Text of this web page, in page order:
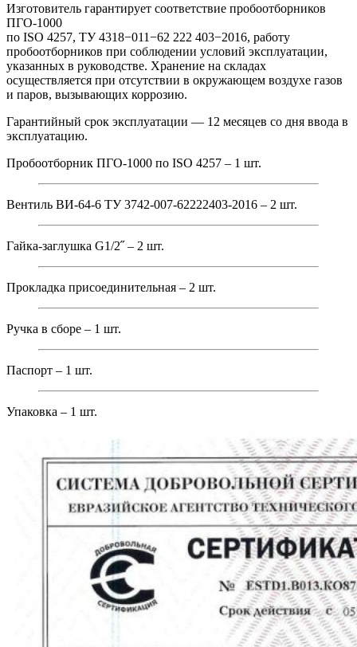
Изготовитель гарантирует соответствие пробоотборников
ПГО-1000
по ISO 4257, ТУ 4318−011−62 222 403−2016, работу
пробоотборников при соблюдении условий эксплуатации,
указанных в руководстве. Хранение на складах
осуществляется при отсутствии в окружающем воздухе газов
и паров, вызывающих коррозию.
Гарантийный срок эксплуатации — 12 месяцев со дня ввода в
эксплуатацию.
Пробоотборник ПГО-1000 по ISO 4257 – 1 шт.
Вентиль ВИ-64-6 ТУ 3742-007-62222403-2016 – 2 шт.
Гайка-заглушка G1/2˝ – 2 шт.
Прокладка присоединительная – 2 шт.
Ручка в сборе – 1 шт.
Паспорт – 1 шт.
Упаковка – 1 шт.